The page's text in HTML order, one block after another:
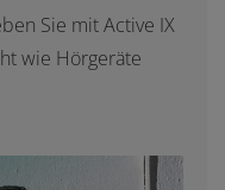
Sie mit Active IX
wie Hörgeräte